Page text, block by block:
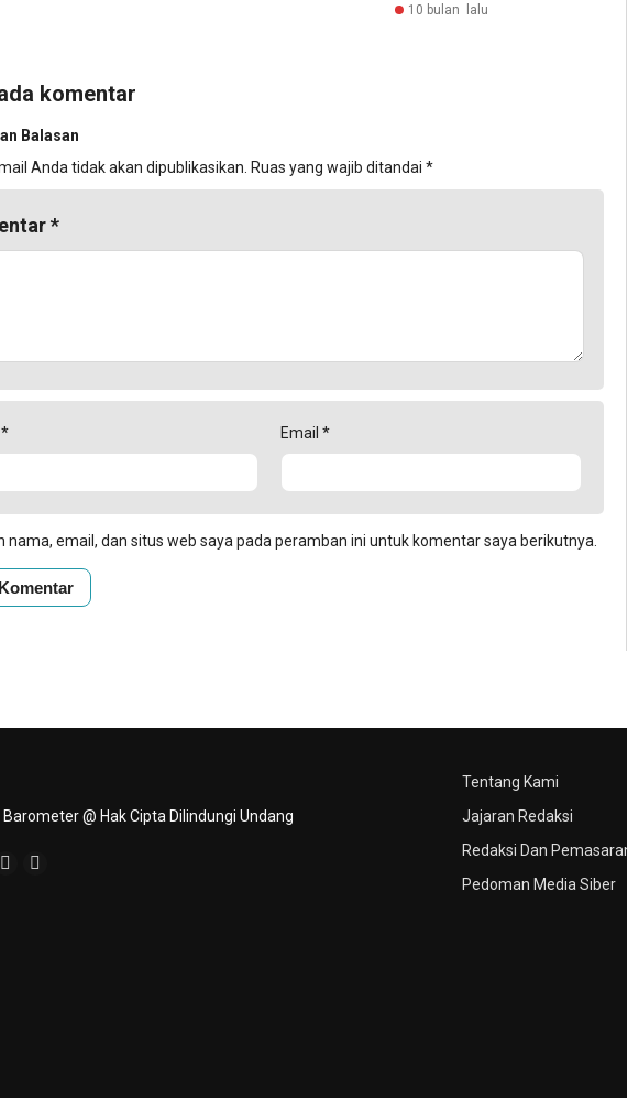
10 bulan lalu
komentar
Balasan
Anda tidak akan dipublikasikan. Ruas yang wajib ditandai *
*
* Email *
nama, email, dan situs web saya pada peramban ini untuk komentar saya berikutnya.
Tentang Kami
Jajaran Redaksi
Redaksi Dan
Pedoman Media Siber
@ Hak Cipta Dilindungi Undang